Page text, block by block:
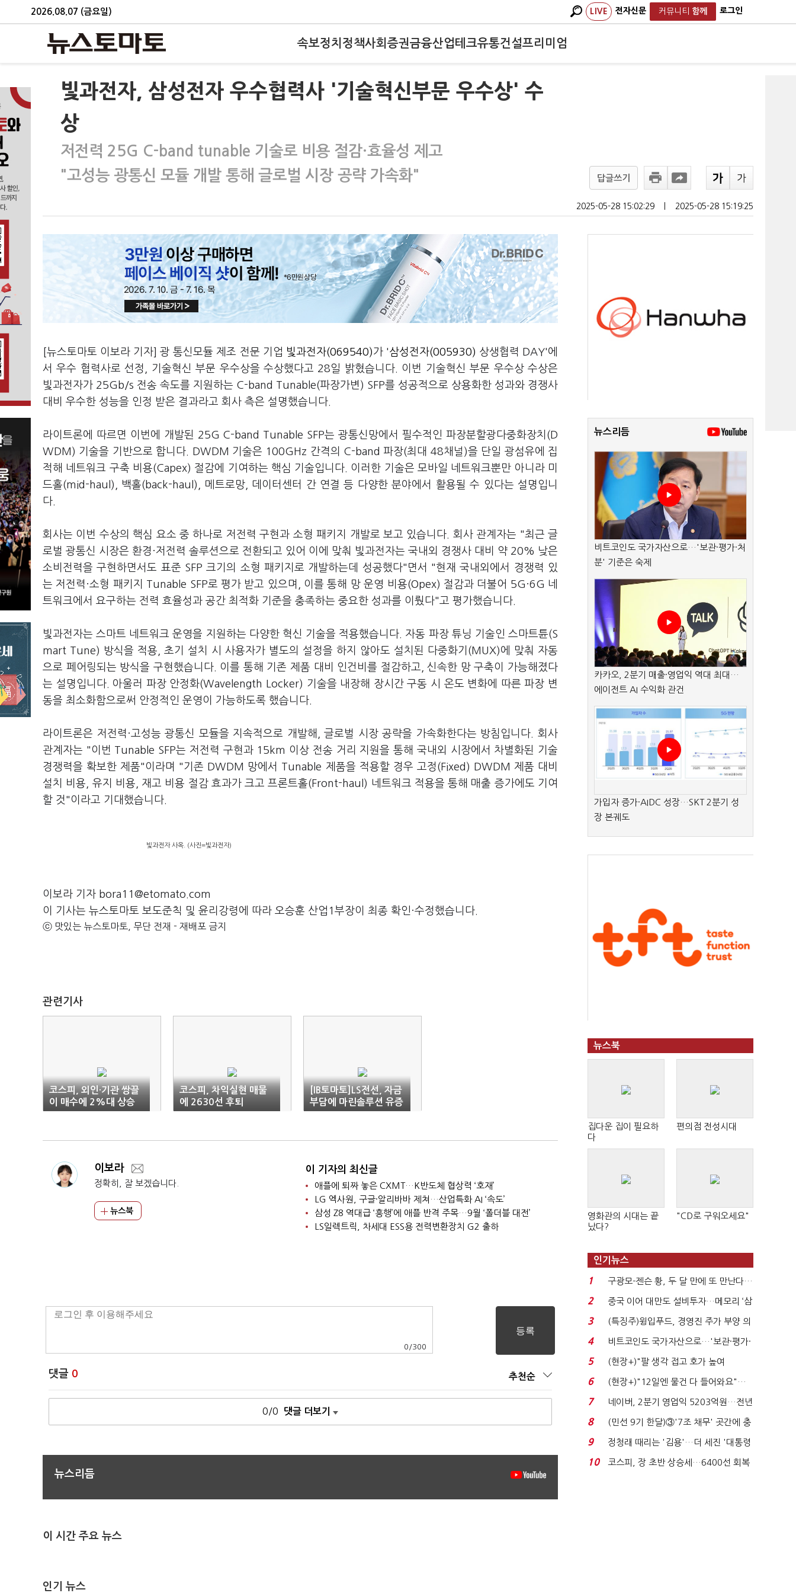
2026.08.07 (금요일) LIVE 전자신문 커뮤니티 함께 로그인
속보정치 정책사회 증권금융산업테크유통건설프리미엄
빛과전자, 삼성전자 우수협력사 '기술혁신부문 우수상' 수
상
저전력 25G C-band tunable 기술로 비용 절감·효율성 제고
"고성능 광통신 모듈 개발 통해 글로벌 시장 공략 가속화"
답글쓰기
2025-05-28 15:02:29 2025-05-28 15:19:25
[뉴스토마토 이보라 기자] 광 통신모듈 제조 전문 기업 빛과전자(069540)가 '삼성전자(005930) 상생협력 DAY'에
서 우수 협력사로 선정, 기술혁신 부문 우수상을 수상했다고 28일 밝혔습니다. 이번 기술혁신 부문 우수상 수상은
빛과전자가 25Gb/s 전송 속도를 지원하는 C-band Tunable(파장가변) SFP를 성공적으로 상용화한 성과와 경쟁사
대비 우수한 성능을 인정 받은 결과라고 회사 측은 설명했습니다.
라이트론에 따르면 이번에 개발된 25G C-band Tunable SFP는 광통신망에서 필수적인 파장분할광다중화장치(D
WDM) 기술을 기반으로 합니다. DWDM 기술은 100GHz 간격의 C-band 파장(최대 48채널)을 단일 광섬유에 집
적해 네트워크 구축 비용(Capex) 절감에 기여하는 핵심 기술입니다. 이러한 기술은 모바일 네트워크뿐만 아니라 미
드홀(mid-haul), 백홀(back-haul), 메트로망, 데이터센터 간 연결 등 다양한 분야에서 활용될 수 있다는 설명입니
다.
회사는 이번 수상의 핵심 요소 중 하나로 저전력 구현과 소형 패키지 개발로 보고 있습니다. 회사 관계자는 "최근 글
로벌 광통신 시장은 환경·저전력 솔루션으로 전환되고 있어 이에 맞춰 빛과전자는 국내외 경쟁사 대비 약 20% 낮은
소비전력을 구현하면서도 표준 SFP 크기의 소형 패키지로 개발하는데 성공했다"면서 "현재 국내외에서 경쟁력 있
는 저전력·소형 패키지 Tunable SFP로 평가 받고 있으며, 이를 통해 망 운영 비용(Opex) 절감과 더불어 5G·6G 네
트워크에서 요구하는 전력 효율성과 공간 최적화 기준을 충족하는 중요한 성과를 이뤘다"고 평가했습니다.
빛과전자는 스마트 네트워크 운영을 지원하는 다양한 혁신 기술을 적용했습니다. 자동 파장 튜닝 기술인 스마트튠(S
mart Tune) 방식을 적용, 초기 설치 시 사용자가 별도의 설정을 하지 않아도 설치된 다중화기(MUX)에 맞춰 자동
으로 페어링되는 방식을 구현했습니다. 이를 통해 기존 제품 대비 인건비를 절감하고, 신속한 망 구축이 가능해졌다
는 설명입니다. 아울러 파장 안정화(Wavelength Locker) 기술을 내장해 장시간 구동 시 온도 변화에 따른 파장 변
동을 최소화함으로써 안정적인 운영이 가능하도록 했습니다.
라이트론은 저전력·고성능 광통신 모듈을 지속적으로 개발해, 글로벌 시장 공략을 가속화한다는 방침입니다. 회사
관계자는 "이번 Tunable SFP는 저전력 구현과 15km 이상 전송 거리 지원을 통해 국내외 시장에서 차별화된 기술
경쟁력을 확보한 제품"이라며 "기존 DWDM 망에서 Tunable 제품을 적용할 경우 고정(Fixed) DWDM 제품 대비
설치 비용, 유지 비용, 재고 비용 절감 효과가 크고 프론트홀(Front-haul) 네트워크 적용을 통해 매출 증가에도 기여
할 것"이라고 기대했습니다.
빛과전자 사옥. (사진=빛과전자)
이보라 기자 bora11@etomato.com
이 기사는 뉴스토마토 보도준칙 및 윤리강령에 따라 오승훈 산업1부장이 최종 확인·수정했습니다.
ⓒ 맛있는 뉴스토마토, 무단 전재 - 재배포 금지
관련기사
코스피, 외인·기관 쌍끌
이 매수에 2%대 상승
코스피, 차익실현 매물
에 2630선 후퇴
[IB토마토]LS전선, 자금
부담에 마린솔루션 유증
참여 '오리무중'
이보라
정확히, 잘 보겠습니다.
뉴스북
이 기자의 최신글
애플에 퇴짜 놓은 CXMT…K반도체 협상력 ‘호재’
LG 엑사원, 구글·알리바바 제쳐…산업특화 AI ‘속도’
삼성 Z8 역대급 ‘흥행’에 애플 반격 주목…9월 ‘폴더블 대전’
LS일렉트릭, 차세대 ESS용 전력변환장치 G2 출하
0 /300
댓글 0 추천순
0/0 댓글 더보기
뉴스리듬
이 시간 주요 뉴스
인기 뉴스
뉴스리듬
비트코인도 국가자산으로…'보관·평가·처
분' 기준은 숙제
카카오, 2분기 매출·영업익 역대 최대…
에이전트 AI 수익화 관건
가입자 증가·AIDC 성장…SKT 2분기 성
장 본궤도
뉴스북
집다운 집이 필요하
다
편의점 전성시대
영화관의 시대는 끝
났다?
"CD로 구워오세요"
인기뉴스
1
구광모-젠슨 황, 두 달 만에 또 만난다…
로봇·AI 등 논...
2
중국 이어 대만도 설비투자…메모리 ‘삼
국전쟁’
3
(특징주)윙입푸드, 경영진 주가 부양 의
지에 상한가...
4
비트코인도 국가자산으로…'보관·평가·
처분' 기준은 ...
5
(현장+)"팔 생각 접고 호가 높여
요"…'덜 똘똘한 한 채' 20...
6
(현장+)"12일엔 물건 다 들어와요"…
빈 매대 채우며 문 연 ...
7
네이버, 2분기 영업익 5203억원…전년
비 0.2% 감소...
8
(민선 9기 한달)③'7조 채무' 곳간에 충
격…추미애, 20년...
9
정청래 때리는 '김용'…더 세진 '대통령
최측근' 입...
10
코스피, 장 초반 상승세…6400선 회복